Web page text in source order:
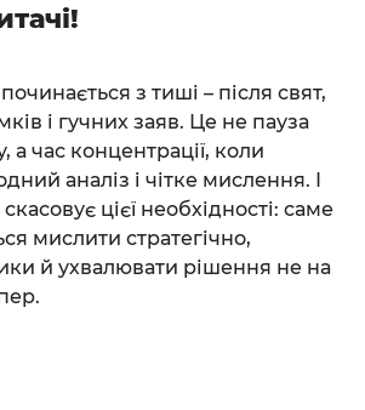
з тиші – після свят,
і гучних заяв. Це не пауза
а час концентрації, коли
аналіз і чітке мислення. І
цієї необхідності: саме
мислити стратегічно,
й ухвалювати рішення не на